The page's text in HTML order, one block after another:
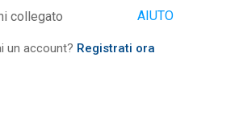
collegato AIUTO
un account? Registrati ora